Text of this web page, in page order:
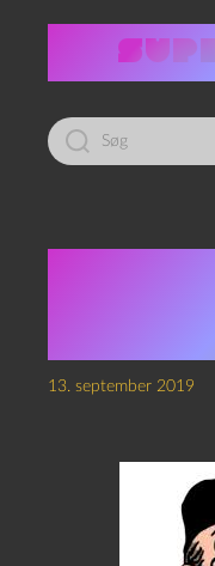
Led
efter:
13. september 2019